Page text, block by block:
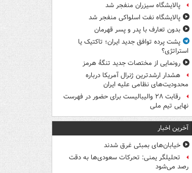
پالایشگاه سیزران منفجر شد
پالایشگاه نفت اسلواکی منفجر شد
بدون تعارف با پدر و پسر قهرمان
پشت پرده توافق جدید ایران؛ تاکتیک یا
استراتژی؟
رونمایی از مختصات جدید تنگۀ هرمز
هشدار ارشدترین ژنرال آمریکا درباره
محدودیت‌های نظامی علیه ایران
رقابت ۲۸ والیبالیست برای حضور در فهرست
نهایی تیم ملی
آخرین اخبار
خیابان‌های بمبئی غرق شدند
تحلیلگر یمنی: تحرکات سعودی‌ها به دقت
رصد می‌شود